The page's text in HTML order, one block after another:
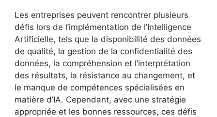
Les entreprises peuvent rencontrer plusieurs
défis lors de l’implémentation de l’Intelligence
Artificielle, tels que la disponibilité des données
de qualité, la gestion de la confidentialité des
données, la compréhension et l’interprétation
des résultats, la résistance au changement, et
le manque de compétences spécialisées en
matière d’IA. Cependant, avec une stratégie
appropriée et les bonnes ressources, ces défis